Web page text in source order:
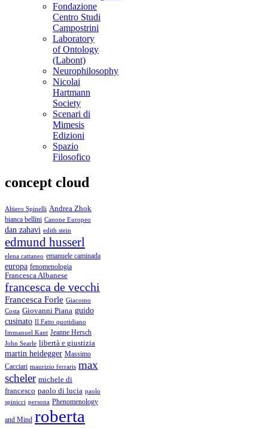
Fondazione
Centro Studi
Campostrini
Laboratory
of Ontology
(Labont)
Neurophilosophy
Nicolai
Hartmann
Society
Scenari di
Mimesis
Edizioni
Spazio
Filosofico
concept cloud
Altiero Spinelli Andrea Zhok
bianca bellini Canone Europeo
dan zahavi edith stein
edmund husserl
elena cattaneo emanuele caminada
europa fenomenologia
Francesca Albanese
francesca de vecchi
Francesca Forle Giacomo
Costa Giovanni Piana guido
cusinato Il Fatto quotidiano
Immanuel Kant Jeanne Hersch
John Searle libertà e giustizia
martin heidegger Massimo
Cacciari maurizio ferraris max
scheler michele di
francesco paolo di lucia paolo
spinicci persona Phenomenology
and Mind roberta